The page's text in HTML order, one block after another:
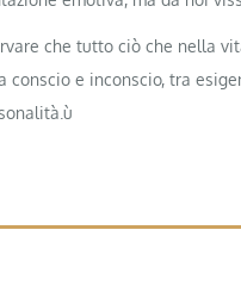
che tutto ciò che nella
conscio e inconscio, tra